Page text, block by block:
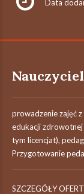
Data
prowadzenie zajęć
edukacji zdrowotnej
tym licencjat),
Przygotowanie
SZCZEGÓŁY